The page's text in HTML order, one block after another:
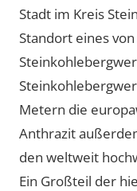
Stadt im Kreis
Standort eines
Metern die
Anthrazit
den weltweit
Ein Großteil der